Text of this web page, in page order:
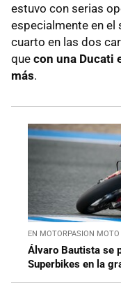
estuvo con serias
especialmente en el
cuarto en las dos
que con una Ducati
más.
EN MOTORPASION MOTO
Álvaro Bautista se
Superbikes en la